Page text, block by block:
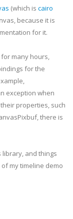
(which is cairo
, because it is
for it.
for many hours,
for the
exception when
properties, such
, there is
library, and things
my timeline demo